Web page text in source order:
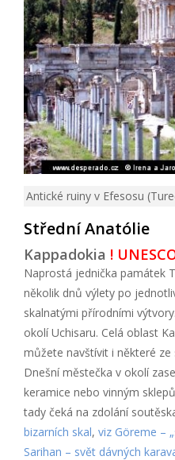
Antické ruiny v Efesosu
Střední Anatólie
Kappadokia !
Naprostá jednička památek
několik dnů výlety po
skalnatými přírodními
okolí Uchisaru. Celá oblast
můžete navštívit i některé
Dnešní městečka v okolí
keramice nebo vinným
tady čeká na zdolání
bizarních skal, viz Göreme –
Sarihan – svět dávných